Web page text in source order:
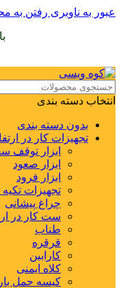
عبور به ناوبری رفتن به
انتخاب دسته بندی
بدون دسته بندی
تجهیزات کار در
ابزار توقف
ابزار صعود
ابزار فرود
تجهیزات تکیه
چراغ پیشانی
ست کار در
طناب
قرقره
کارابین
کلاه ایمنی
کیسه حمل